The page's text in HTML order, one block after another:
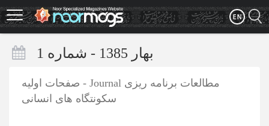
Skip
to
main
بهار 1385 - شماره 1
صفحات اولیه - Journal مطالعات برنامه ریزی
سکونتگاه های انسانی